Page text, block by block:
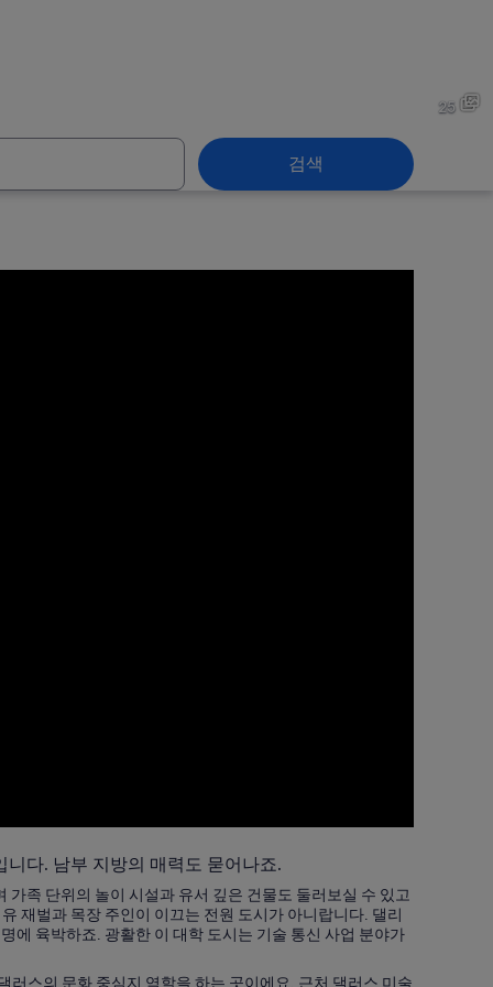
25
검색
다. 남부 지방의 매력도 묻어나죠.
족 단위의 놀이 시설과 유서 깊은 건물도 둘러보실 수 있고
재벌과 목장 주인이 이끄는 전원 도시가 아니랍니다. 댈리
에 육박하죠. 광활한 이 대학 도시는 기술 통신 사업 분야가
스의 문화 중심지 역할을 하는 곳이에요. 근처 댈러스 미술